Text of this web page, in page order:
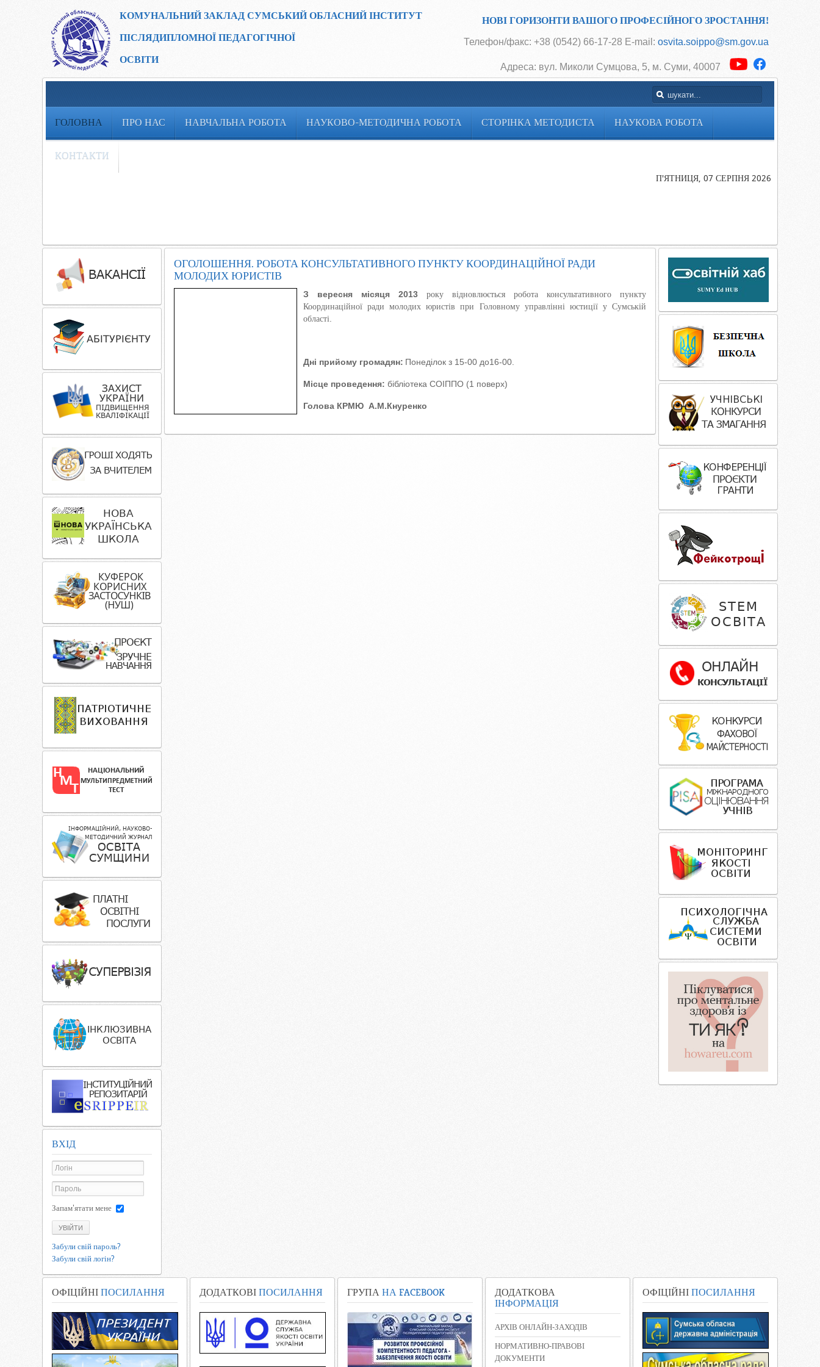
КОМУНАЛЬНИЙ ЗАКЛАД СУМСЬКИЙ ОБЛАСНИЙ ІНСТИТУТ
ПІСЛЯДИПЛОМНОЇ ПЕДАГОГІЧНОЇ
ОСВІТИ
НОВІ ГОРИЗОНТИ ВАШОГО ПРОФЕСІЙНОГО ЗРОСТАННЯ!
Телефон/факс: +38 (0542) 66-17-28 E-mail: osvita.soippo@sm.gov.ua
Адреса: вул. Миколи Сумцова, 5, м. Суми, 40007
ГОЛОВНА ПРО НАС НАВЧАЛЬНА РОБОТА НАУКОВО-МЕТОДИЧНА РОБОТА СТОРІНКА МЕТОДИСТА НАУКОВА РОБОТА
КОНТАКТИ
П'ЯТНИЦЯ, 07 СЕРПНЯ 2026
ОГОЛОШЕННЯ. РОБОТА КОНСУЛЬТАТИВНОГО ПУНКТУ КООРДИНАЦІЙНОЇ РАДИ
МОЛОДИХ ЮРИСТІВ
З вересня місяця 2013 року відновлюється робота консультативного пункту
Координаційної ради молодих юристів при Головному управлінні юстиції у Сумській
області.
Дні прийому громадян: Понеділок з 15-00 до16-00.
Місце проведення: бібліотека СОІППО (1 поверх)
Голова КРМЮ А.М.Кнуренко
ВХІД
Запам'ятати мене
УВІЙТИ
Забули свій пароль?
Забули свій логін?
ОФІЦІЙНІ ПОСИЛАННЯ ДОДАТКОВІ ПОСИЛАННЯ ГРУПА НА FACEBOOK
ДОДАТКОВА
ІНФОРМАЦІЯ
АРХІВ ОНЛАЙН-ЗАХОДІВ
НОРМАТИВНО-ПРАВОВІ
ДОКУМЕНТИ
ОФІЦІЙНІ ПОСИЛАННЯ